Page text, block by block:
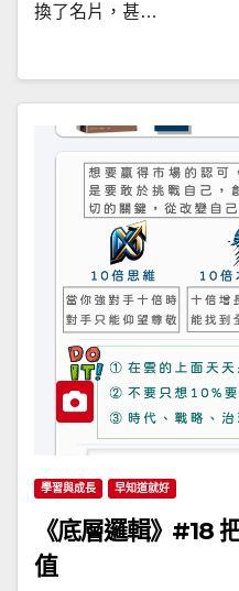
換了名片，甚…
學習與成長 早知道就好
《底層邏輯》#18
值